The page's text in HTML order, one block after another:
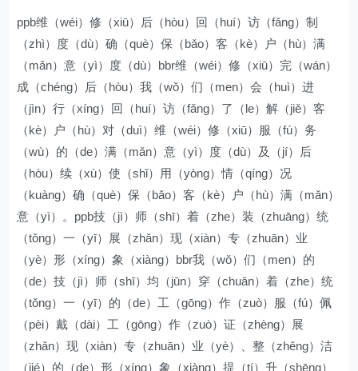
ppb维（wéi）修（xiū）后（hòu）回（huí）访（fǎng）制
（zhì）度（dù）确（què）保（bǎo）客（kè）户（hù）满
（mǎn）意（yì）度（dù）bbr维（wéi）修（xiū）完（wán）
成（chéng）后（hòu）我（wǒ）们（men）会（huì）进
（jìn）行（xíng）回（huí）访（fǎng）了（le）解（jiě）客
（kè）户（hù）对（duì）维（wéi）修（xiū）服（fú）务
（wù）的（de）满（mǎn）意（yì）度（dù）及（jí）后
（hòu）续（xù）使（shǐ）用（yòng）情（qíng）况
（kuàng）确（què）保（bǎo）客（kè）户（hù）满（mǎn）
意（yì）。ppb技（jì）师（shī）着（zhe）装（zhuāng）统
（tǒng）一（yī）展（zhǎn）现（xiàn）专（zhuān）业
（yè）形（xíng）象（xiàng）bbr我（wǒ）们（men）的
（de）技（jì）师（shī）均（jūn）穿（chuān）着（zhe）统
（tǒng）一（yī）的（de）工（gōng）作（zuò）服（fú）佩
（pèi）戴（dài）工（gōng）作（zuò）证（zhèng）展
（zhǎn）现（xiàn）专（zhuān）业（yè）、整（zhěng）洁
（jié）的（de）形（xíng）象（xiàng）提（tí）升（shēng）